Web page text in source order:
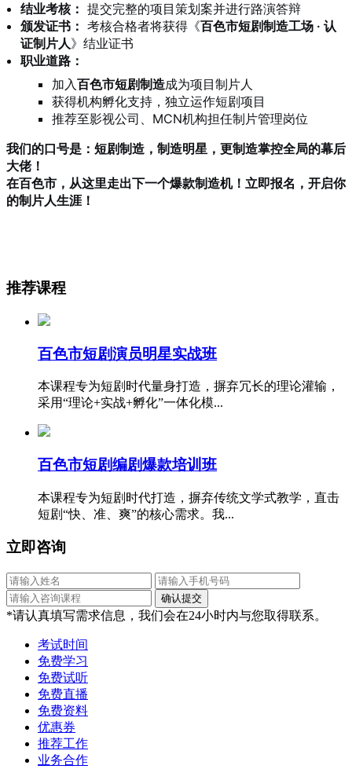
结业考核： 提交完整的项目策划案并进行路演答辩
颁发证书： 考核合格者将获得《百色市短剧制造工场 · 认
证制片人》结业证书
职业道路：
加入百色市短剧制造成为项目制片人
获得机构孵化支持，独立运作短剧项目
推荐至影视公司、MCN机构担任制片管理岗位
我们的口号是：短剧制造，制造明星，更制造掌控全局的幕后
大佬！
在百色市，从这里走出下一个爆款制造机！立即报名，开启你
的制片人生涯！
推荐课程
百色市短剧演员明星实战班
本课程专为短剧时代量身打造，摒弃冗长的理论灌输，
采用“理论+实战+孵化”一体化模...
百色市短剧编剧爆款培训班
本课程专为短剧时代打造，摒弃传统文学式教学，直击
短剧“快、准、爽”的核心需求。我...
立即咨询
*请认真填写需求信息，我们会在24小时内与您取得联系。
考试时间
免费学习
免费试听
免费直播
免费资料
优惠券
推荐工作
业务合作